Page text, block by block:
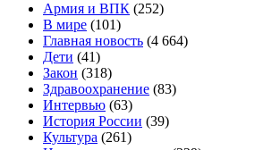
Армия и ВПК (252)
В мире (101)
Главная новость (4 664)
Дети (41)
Закон (318)
Здравоохранение (83)
Интервью (63)
История России (39)
Культура (261)